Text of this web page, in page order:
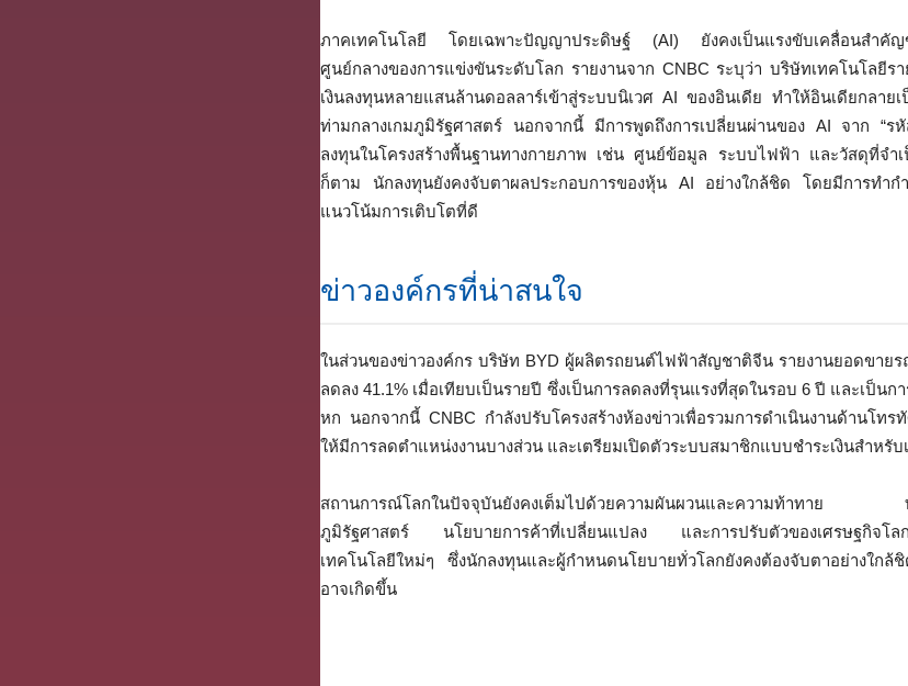
ภาคเทคโนโลยี โดยเฉพาะปัญญาประดิษฐ์ (AI) ยังคงเป็นแรงขับเคลื่อนสำคัญข
ศูนย์กลางของการแข่งขันระดับโลก รายงานจาก CNBC ระบุว่า บริษัทเทคโนโลยีร
เงินลงทุนหลายแสนล้านดอลลาร์เข้าสู่ระบบนิเวศ AI ของอินเดีย ทำให้อินเดียกลาย
ท่ามกลางเกมภูมิรัฐศาสตร์ นอกจากนี้ มีการพูดถึงการเปลี่ยนผ่านของ AI จาก “รหั
ลงทุนในโครงสร้างพื้นฐานทางกายภาพ เช่น ศูนย์ข้อมูล ระบบไฟฟ้า และวัสดุที่จำเ
ก็ตาม นักลงทุนยังคงจับตาผลประกอบการของหุ้น AI อย่างใกล้ชิด โดยมีการทำก
แนวโน้มการเติบโตที่ดี
ข่าวองค์กรที่น่าสนใจ
ในส่วนของข่าวองค์กร บริษัท BYD ผู้ผลิตรถยนต์ไฟฟ้าสัญชาติจีน รายงานยอดขาย
ลดลง 41.1% เมื่อเทียบเป็นรายปี ซึ่งเป็นการลดลงที่รุนแรงที่สุดในรอบ 6 ปี และเป็นก
หก นอกจากนี้ CNBC กำลังปรับโครงสร้างห้องข่าวเพื่อรวมการดำเนินงานด้านโท
ให้มีการลดตำแหน่งงานบางส่วน และเตรียมเปิดตัวระบบสมาชิกแบบชำระเงินสำหรับ
สถานการณ์โลกในปัจจุบันยังคงเต็มไปด้วยความผันผวนและความท้าทาย ทั้ง
ภูมิรัฐศาสตร์ นโยบายการค้าที่เปลี่ยนแปลง และการปรับตัวของเศรษฐกิจโลก
เทคโนโลยีใหม่ๆ ซึ่งนักลงทุนและผู้กำหนดนโยบายทั่วโลกยังคงต้องจับตาอย่างใกล้
อาจเกิดขึ้น